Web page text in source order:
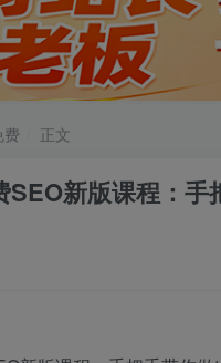
费 正文
SEO新版课程：